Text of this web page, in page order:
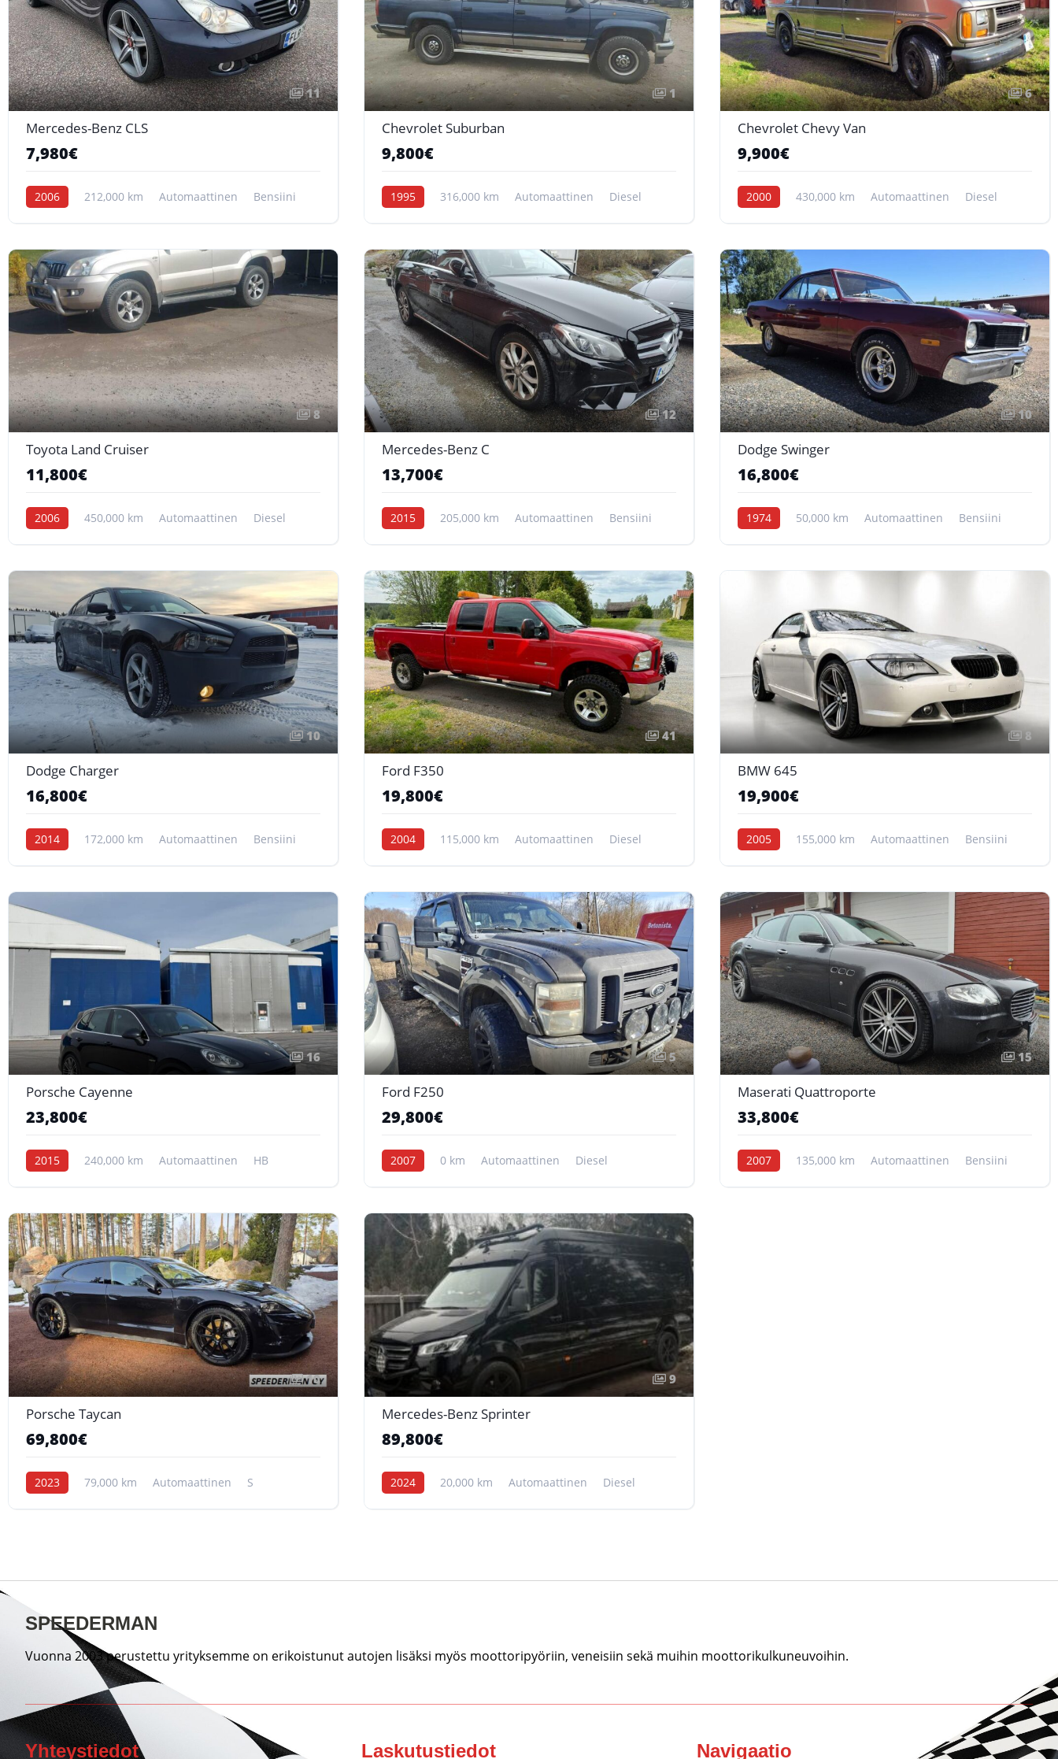
11
Mercedes-Benz CLS
7,980€
2006 212,000 km Automaattinen Bensiini
1
Chevrolet Suburban
9,800€
1995 316,000 km Automaattinen Diesel
6
Chevrolet Chevy Van
9,900€
2000 430,000 km Automaattinen Diesel
8
Toyota Land Cruiser
11,800€
2006 450,000 km Automaattinen Diesel
12
Mercedes-Benz C
13,700€
2015 205,000 km Automaattinen Bensiini
10
Dodge Swinger
16,800€
1974 50,000 km Automaattinen Bensiini
10
Dodge Charger
16,800€
2014 172,000 km Automaattinen Bensiini
41
Ford F350
19,800€
2004 115,000 km Automaattinen Diesel
8
BMW 645
19,900€
2005 155,000 km Automaattinen Bensiini
16
Porsche Cayenne
23,800€
2015 240,000 km Automaattinen HB
5
Ford F250
29,800€
2007 0 km Automaattinen Diesel
15
Maserati Quattroporte
33,800€
2007 135,000 km Automaattinen Bensiini
10
Porsche Taycan
69,800€
2023 79,000 km Automaattinen S
9
Mercedes-Benz Sprinter
89,800€
2024 20,000 km Automaattinen Diesel
SPEEDERMAN
Vuonna 2003 perustettu yrityksemme on erikoistunut autojen lisäksi myös moottoripyöriin, veneisiin sekä muihin moottorikulkuneuvoihin.
Yhteystiedot Laskutustiedot Navigaatio